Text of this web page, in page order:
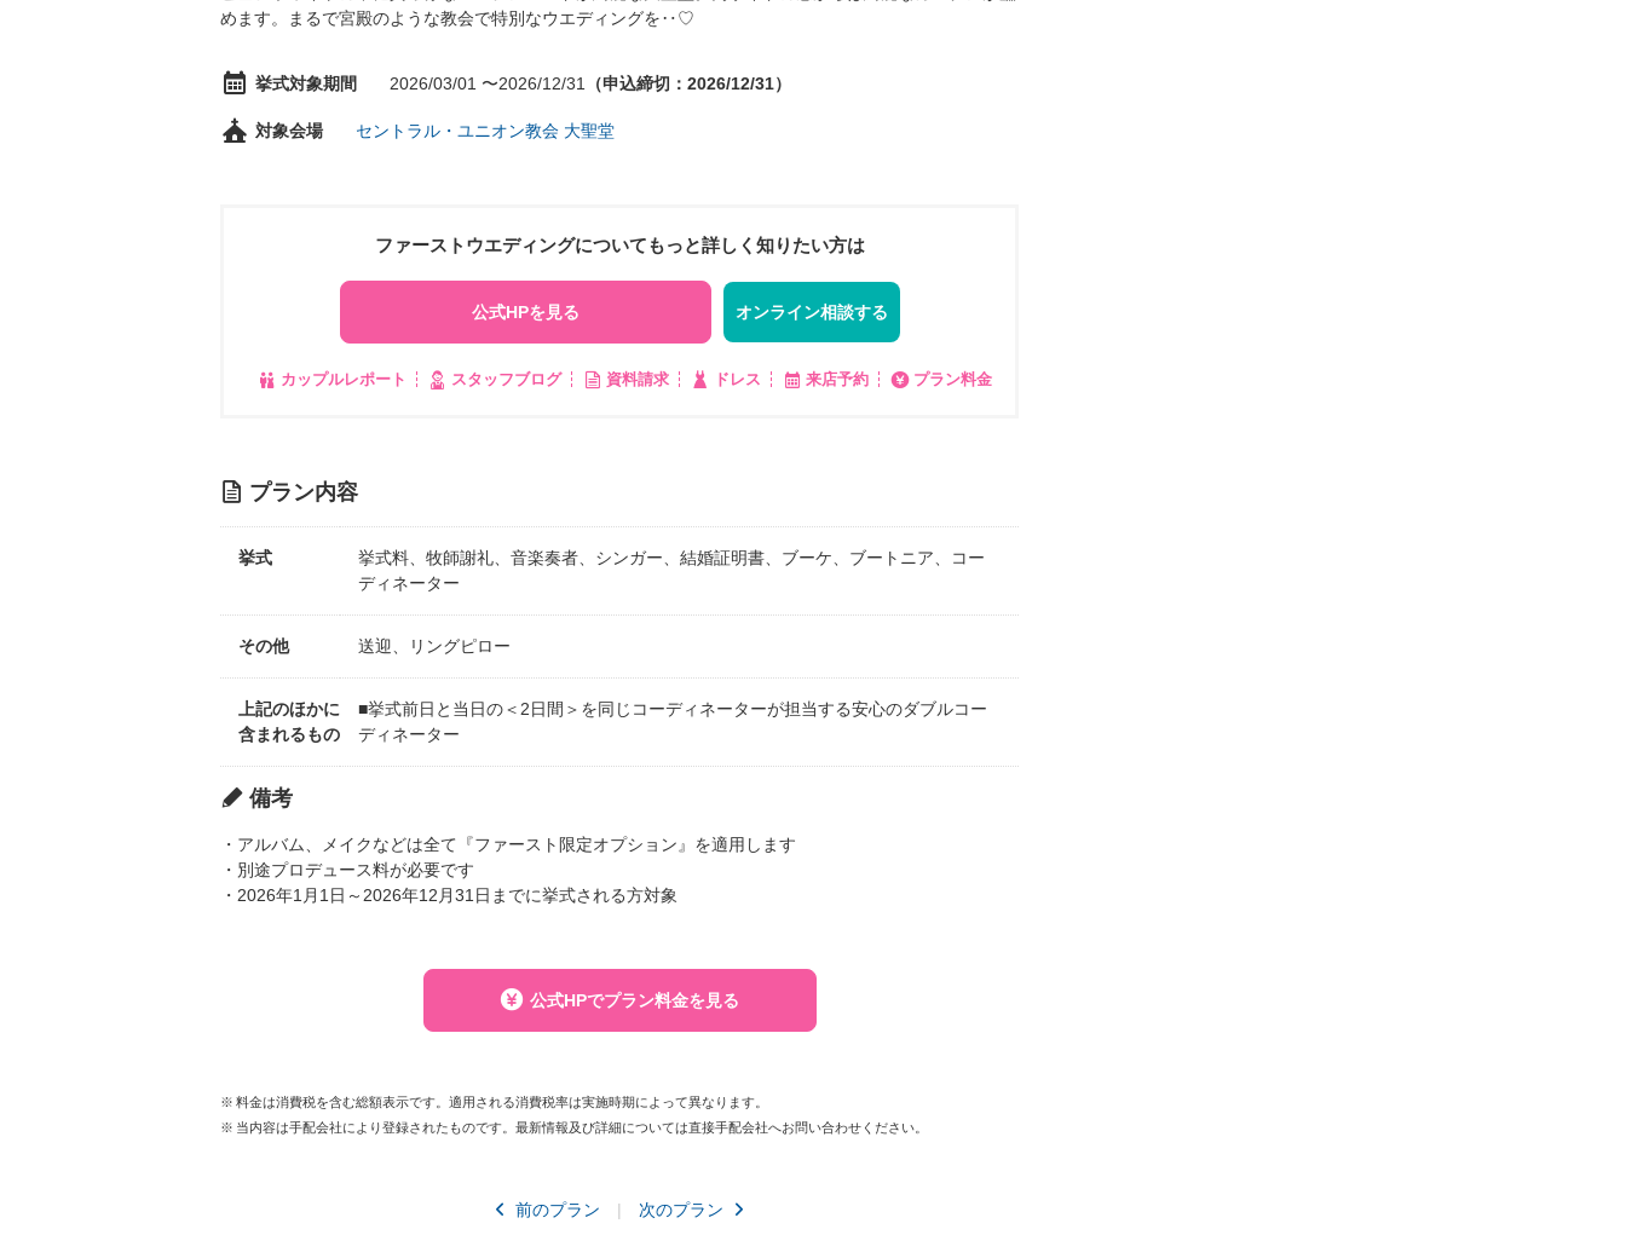
めます。まるで宮殿のような教会で特別なウエディングを‥♡
挙式対象期間 2026/03/01 〜2026/12/31 （申込締切：2026/12/31）
対象会場 セントラル・ユニオン教会 大聖堂
ファーストウエディングについてもっと詳しく知りたい方は
公式HPを見る オンライン相談する
カップルレポート スタッフブログ 資料請求 ドレス 来店予約 プラン料金
プラン内容
挙式
挙式料、牧師謝礼、音楽奏者、シンガー、結婚証明書、ブーケ、ブートニア、コー
ディネーター
その他 送迎、リングピロー
上記のほかに
含まれるもの
■挙式前日と当日の＜2日間＞を同じコーディネーターが担当する安心のダブルコー
ディネーター
備考
・アルバム、メイクなどは全て『ファースト限定オプション』を適用します
・別途プロデュース料が必要です
・2026年1月1日～2026年12月31日までに挙式される方対象
公式HPでプラン料金を見る
料金は消費税を含む総額表示です。適用される消費税率は実施時期によって異なります。
当内容は手配会社により登録されたものです。最新情報及び詳細については直接手配会社へお問い合わせください。
前のプラン 次のプラン